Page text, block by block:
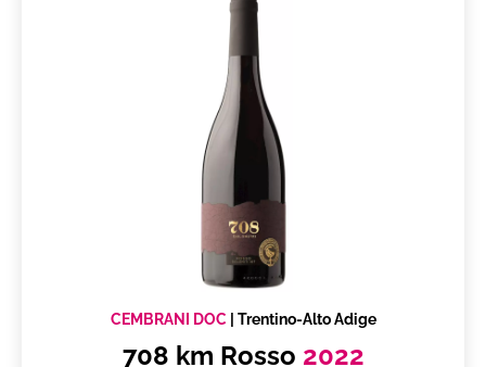
CEMBRANI DOC Trentino-Alto Adige
708 km Rosso 2022